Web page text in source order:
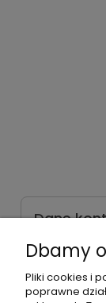
Dane
Pon.-Pt. 9:00-
Telefon:
Dbamy
Pliki cookies i
poprawne